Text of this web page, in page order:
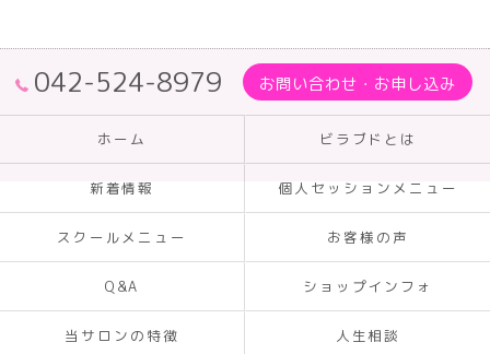
042-524-8979 お問い合わせ・お申し込み
ホーム ビラブドとは
新着情報 個人セッションメニュー
スクールメニュー お客様の声
Q&A ショップインフォ
当サロンの特徴 人生相談